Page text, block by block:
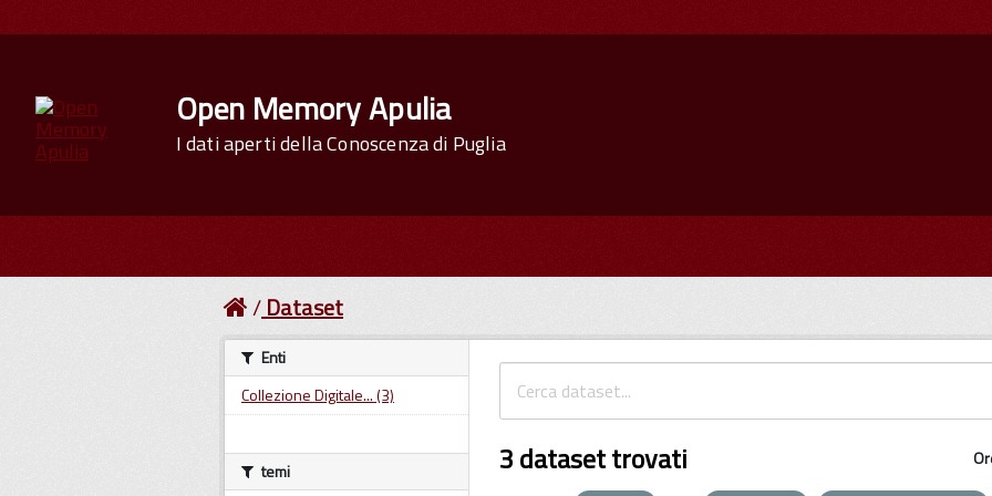
Open Memory Apulia
I dati aperti della Conoscenza di Puglia
Dataset
3 dataset trovati
Enti
Collezione Digitale... (3)
temi